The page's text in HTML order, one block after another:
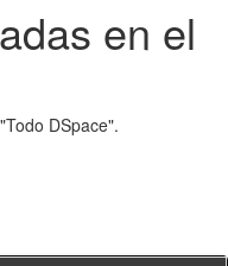
en el
DSpace".